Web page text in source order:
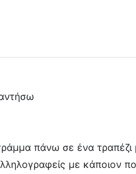
πάνω σε ένα
με κάποιον